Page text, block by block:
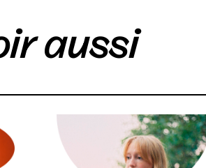
aussi